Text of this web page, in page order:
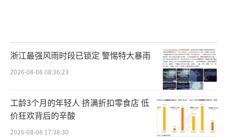
浙江最强风雨时段已锁定 警惕特大暴雨
2026-08-08 08:36:23
工龄3个月的年轻人 挤满折扣零食店 低
价狂欢背后的辛酸
2026-08-08 17:38:30